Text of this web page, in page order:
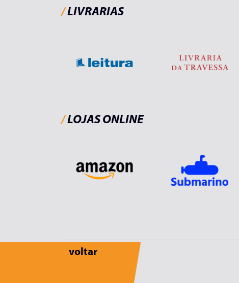
/LIVRARIAS
/LOJAS ONLINE
voltar